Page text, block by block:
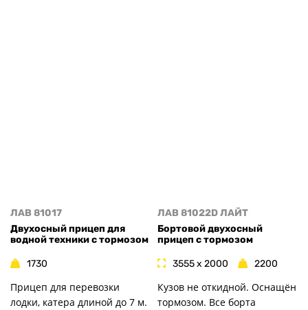
ЛАВ 81017
Двухосный прицеп для
водной техники с тормозом
1730
Прицеп для перевозки
лодки, катера длиной до 7 м.
ЛАВ 81022D ЛАЙТ
Бортовой двухосный
прицеп с тормозом
3555 x 2000 2200
Кузов не откидной. Оснащён
тормозом. Все борта